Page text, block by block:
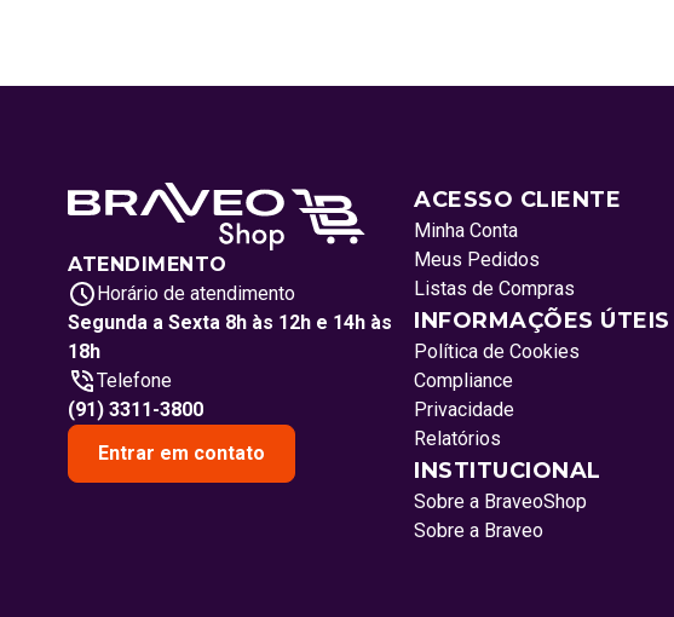
ATENDIMENTO
Horário de atendimento
Segunda a Sexta 8h às 12h e 14h às
18h
Telefone
(91) 3311-3800
Entrar em contato
ACESSO CLIENTE
Minha Conta
Meus Pedidos
Listas de Compras
INFORMAÇÕES ÚTEIS
Política de Cookies
Compliance
Privacidade
Relatórios
INSTITUCIONAL
Sobre a BraveoShop
Sobre a Braveo